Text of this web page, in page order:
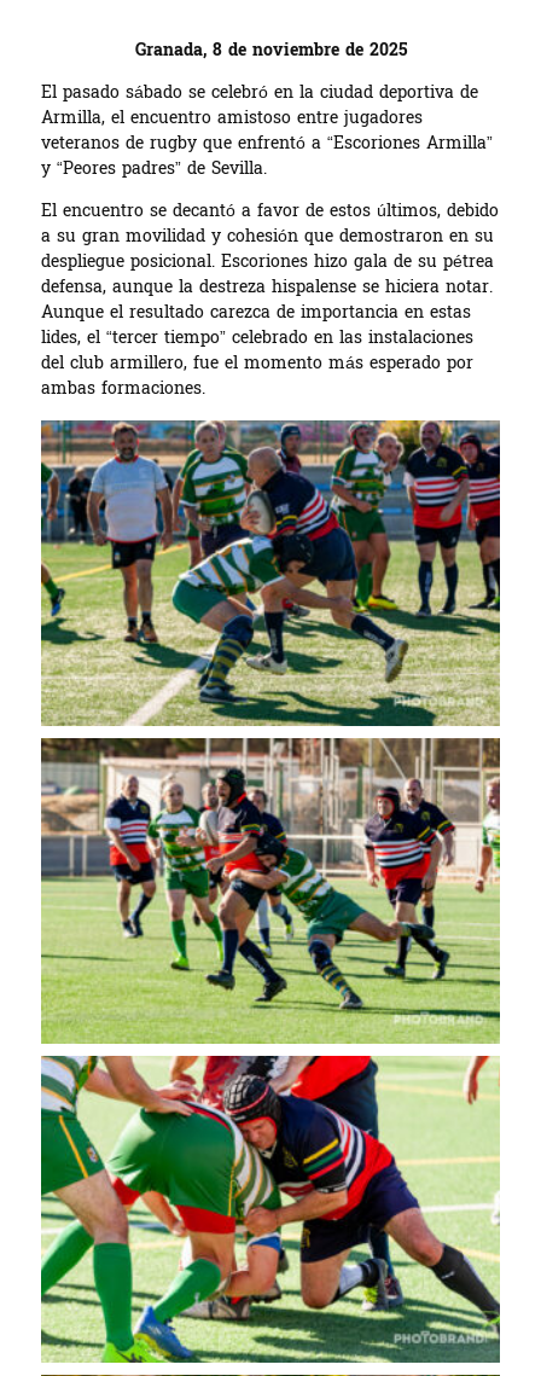
Granada, 8 de noviembre de 2025
El pasado sábado se celebró en la ciudad deportiva de
Armilla, el encuentro amistoso entre jugadores
veteranos de rugby que enfrentó a “Escoriones Armilla”
y “Peores padres” de Sevilla.
El encuentro se decantó a favor de estos últimos, debido
a su gran movilidad y cohesión que demostraron en su
despliegue posicional. Escoriones hizo gala de su pétrea
defensa, aunque la destreza hispalense se hiciera notar.
Aunque el resultado carezca de importancia en estas
lides, el “tercer tiempo” celebrado en las instalaciones
del club armillero, fue el momento más esperado por
ambas formaciones.